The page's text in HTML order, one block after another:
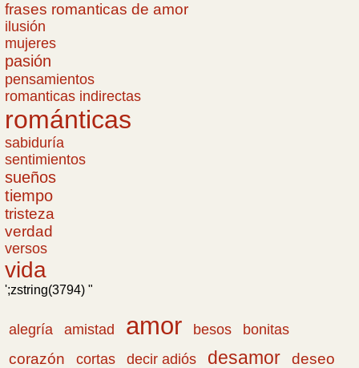
frases romanticas de amor
ilusión
mujeres
pasión
pensamientos
romanticas indirectas
románticas
sabiduría
sentimientos
sueños
tiempo
tristeza
verdad
versos
vida
';zstring(3794) "
alegría amistad amor besos
bonitas
corazón
cortas decir adiós desamor deseo